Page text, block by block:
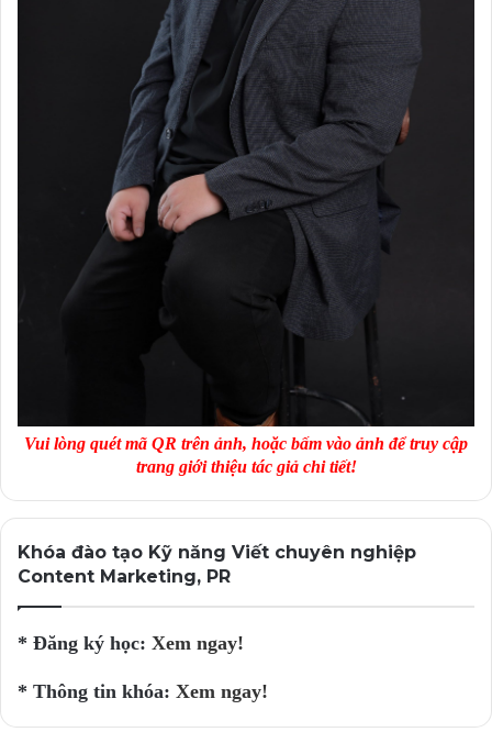
Vui lòng quét mã QR trên ảnh, hoặc bấm vào ảnh để truy cập
trang giới thiệu tác giả chi tiết!
Khóa đào tạo Kỹ năng Viết chuyên nghiệp
Content Marketing, PR
* Đăng ký học: Xem ngay!
* Thông tin khóa: Xem ngay!